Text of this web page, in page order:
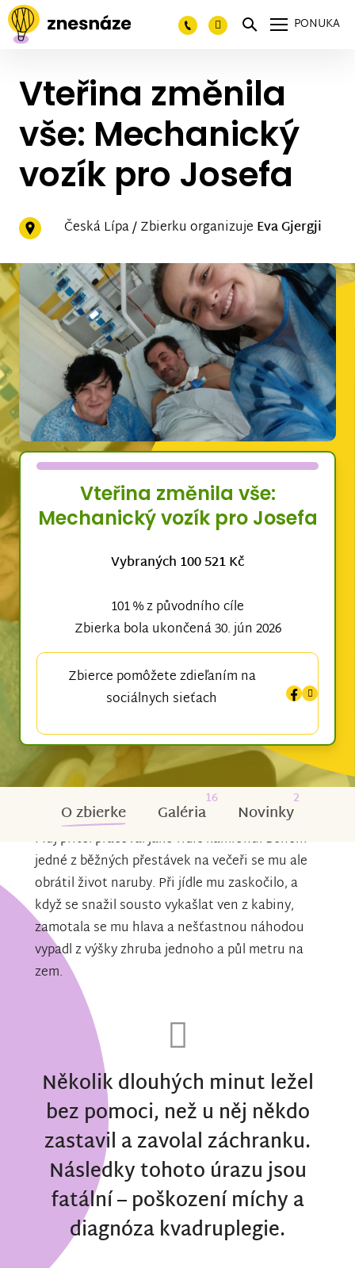
PONUKA
Vteřina změnila
vše: Mechanický
vozík pro Josefa
Česká Lípa / Zbierku organizuje Eva Gjergji
Vteřina změnila vše:
Mechanický vozík pro Josefa
Vybraných 100 521 Kč
101 % z původního cíle
Zbierka bola ukončená 30. jún 2026
Zbierce pomôžete zdieľaním na
sociálnych sieťach
O zbierke Galéria
16
Novinky
2
Můj přítel pracoval jako řidič kamionu. Během
jedné z běžných přestávek na večeři se mu ale
obrátil život naruby. Při jídle mu zaskočilo, a
když se snažil sousto vykašlat ven z kabiny,
zamotala se mu hlava a nešťastnou náhodou
vypadl z výšky zhruba jednoho a půl metru na
zem.
Několik dlouhých minut ležel
bez pomoci, než u něj někdo
zastavil a zavolal záchranku.
Následky tohoto úrazu jsou
fatální – poškození míchy a
diagnóza kvadruplegie.